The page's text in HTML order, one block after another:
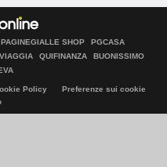
PAGINEGIALLE SHOP
PGCASA
QUIFINANZA
BUONISSIMO
Policy
Preferenze sui cookie